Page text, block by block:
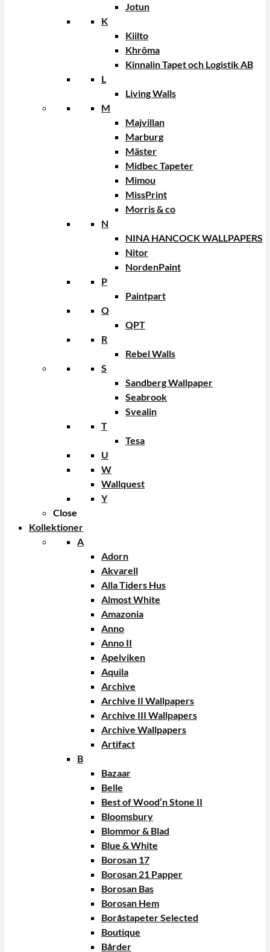
Jotun
K
Kiilto
Khrôma
Kinnalin Tapet och Logistik AB
L
Living Walls
M
Majvillan
Marburg
Mäster
Midbec Tapeter
Mimou
MissPrint
Morris & co
N
NINA HANCOCK WALLPAPERS
Nitor
NordenPaint
P
Paintpart
Q
QPT
R
Rebel Walls
S
Sandberg Wallpaper
Seabrook
Svealin
T
Tesa
U
W
Wallquest
Y
Close
Kollektioner
A
Adorn
Akvarell
Alla Tiders Hus
Almost White
Amazonia
Anno
Anno II
Apelviken
Aquila
Archive
Archive II Wallpapers
Archive III Wallpapers
Archive Wallpapers
Artifact
B
Bazaar
Belle
Best of Wood’n Stone II
Bloomsbury
Blommor & Blad
Blue & White
Borosan 17
Borosan 21 Papper
Borosan Bas
Borosan Hem
Boråstapeter Selected
Boutique
Bårder